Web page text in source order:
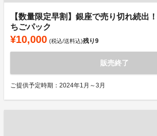
【数量限定早割】銀座で売り切れ続出
ちごパック
¥10,000 (税込/送料込)残り9
販売終了
ご提供予定時期：2024年1月～3月